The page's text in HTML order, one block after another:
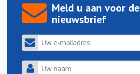
Meld u aan voor de
nieuwsbrief